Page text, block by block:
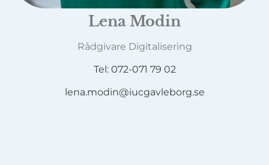
Lena Modin
Rådgivare Digitalisering
Tel: 072-071 79 02
lena.modin@iucgavleborg.se